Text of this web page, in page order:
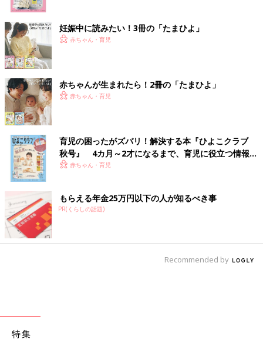
妊娠中に読みたい！3冊の「たまひよ」
赤ちゃん・育児
赤ちゃんが生まれたら！2冊の「たまひよ」
赤ちゃん・育児
育児の困ったがズバリ！解決する本『ひよこクラブ
秋号』 4カ月～2才になるまで、育児に役立つ情報が
いっぱい！
赤ちゃん・育児
もらえる年金25万円以下の人が知るべき事
PR(くらしの話題)
Recommended by
特集